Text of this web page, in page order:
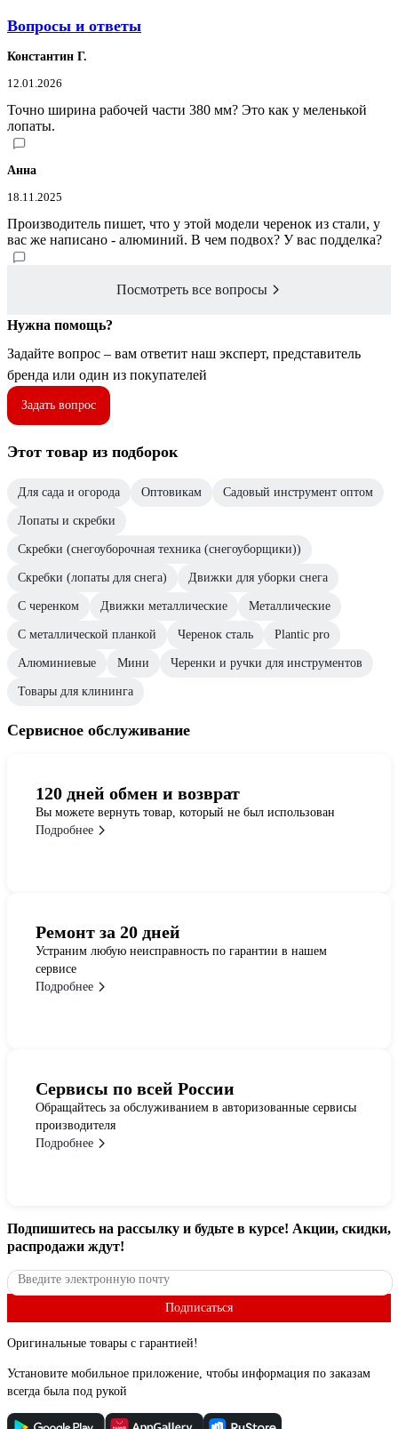
Вопросы и ответы
Константин Г.
12.01.2026
Точно ширина рабочей части 380 мм? Это как у меленькой
лопаты.
Анна
18.11.2025
Производитель пишет, что у этой модели черенок из стали, у
вас же написано - алюминий. В чем подвох? У вас подделка?
Посмотреть все вопросы
Нужна помощь?
Задайте вопрос – вам ответит наш эксперт, представитель
бренда или один из покупателей
Задать вопрос
Этот товар из подборок
Для сада и огорода Оптовикам Садовый инструмент оптом
Лопаты и скребки
Скребки (снегоуборочная техника (снегоуборщики))
Скребки (лопаты для снега) Движки для уборки снега
С черенком Движки металлические Металлические
С металлической планкой Черенок сталь Plantic pro
Алюминиевые Мини Черенки и ручки для инструментов
Товары для клининга
Сервисное обслуживание
120 дней обмен и возврат
Вы можете вернуть товар, который не был использован
Подробнее
Ремонт за 20 дней
Устраним любую неисправность по гарантии в нашем
сервисе
Подробнее
Сервисы по всей России
Обращайтесь за обслуживанием в авторизованные сервисы
производителя
Подробнее
Подпишитесь на рассылку и будьте в курсе! Акции, скидки,
распродажи ждут!
Подписаться
Оригинальные товары с гарантией!
Установите мобильное приложение, чтобы информация по заказам
всегда была под рукой